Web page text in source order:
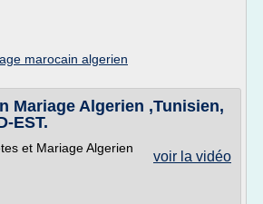
marocain algerien
Mariage Algerien ,Tunisien,
EST.
voir la vidéo
et Mariage Algerien